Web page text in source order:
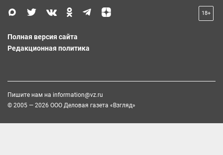
18+
Полная версия сайта
Редакционная политика
Пишите нам на information@vz.ru
© 2005 — 2026 ООО Деловая газета «Взгляд»